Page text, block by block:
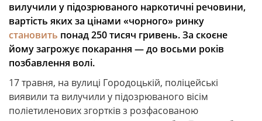
вилучили у підозрюваного наркотичні речовини,
вартість яких за цінами «чорного» ринку
становить понад 250 тисяч гривень. За скоєне
йому загрожує покарання — до восьми років
позбавлення волі.
17 травня, на вулиці Городоцькій, поліцейські
виявили та вилучили у підозрюваного вісім
поліетиленових згортків з розфасованою